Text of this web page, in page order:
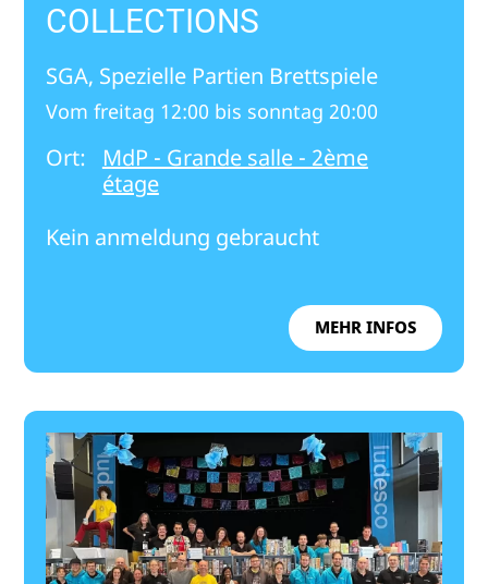
COLLECTIONS
SGA, Spezielle Partien Brettspiele
Vom freitag 12:00 bis sonntag 20:00
Ort:
MdP - Grande salle - 2ème
étage
Kein anmeldung gebraucht
MEHR INFOS